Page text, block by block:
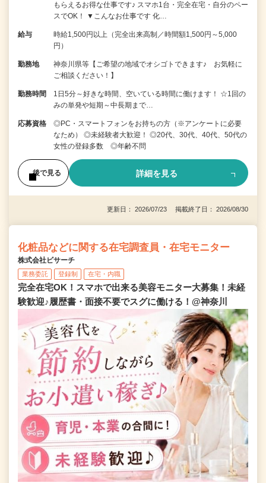
もらえるお得な仕事です♪ スマホ1台・完全在宅・自分のペー
スでOK！ ▼こんなお仕事です 化…
給与
時給1,500円以上（完全出来高制／時間額1,500円～5,000
円）
勤務地
神奈川県等【ご希望の地域でオシゴトできます♪ お気軽に
ご相談ください！】
勤務時間
1日5分～好きな時間、空いている時間に働けます！ ☆1回の
みの単発や短期～中長期まで…
応募資格
◎PC・スマートフォンをお持ちの方（※アンケートに必要
なため） ◎未経験者大歓迎！ ◎20代、30代、40代、50代の
女性の登録多数 ◎年齢不問
後で見る 詳細を見る
更新日： 2026/07/23 掲載終了日： 2026/08/30
化粧品などに関する在宅調査員・在宅モニター
株式会社ビサーチ
業務委託 登録制 在宅・内職
完全在宅OK！スマホで出来る美容モニター大募集！未経
験歓迎♪履歴書・面接不要でスグに働ける！@神奈川